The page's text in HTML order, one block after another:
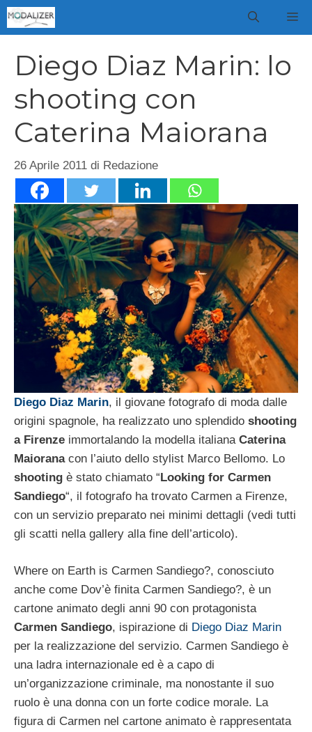
Vai
al
Diego Diaz Marin: lo
shooting con
Caterina Maiorana
26 Aprile 2011 di Redazione
Diego Diaz Marin, il giovane fotografo di moda dalle
origini spagnole, ha realizzato uno splendido shooting
a Firenze immortalando la modella italiana Caterina
Maioranacon l’aiuto dello stylist Marco Bellomo. Lo
shooting è stato chiamato “ Looking for Carmen
Sandiego“, il fotografo ha trovato Carmen a Firenze,
con un servizio preparato nei minimi dettagli (vedi tutti
gli scatti nella gallery alla fine dell’articolo).
Where on Earth is Carmen Sandiego?, conosciuto
anche come Dov’è finita Carmen Sandiego?, è un
cartone animato degli anni 90 con protagonista
Carmen Sandiego, ispirazione di Diego Diaz Marin
per la realizzazione del servizio. Carmen Sandiego è
una ladra internazionale ed è a capo di
un’organizzazione criminale, ma nonostante il suo
ruolo è una donna con un forte codice morale. La
figura di Carmen nel cartone animato è rappresentata